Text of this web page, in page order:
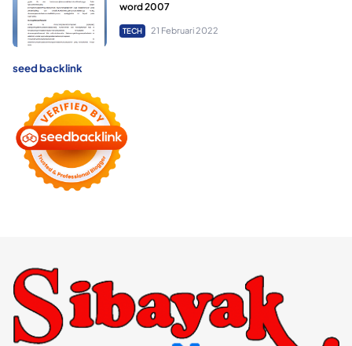
word 2007
TECH 21 Februari 2022
seed backlink